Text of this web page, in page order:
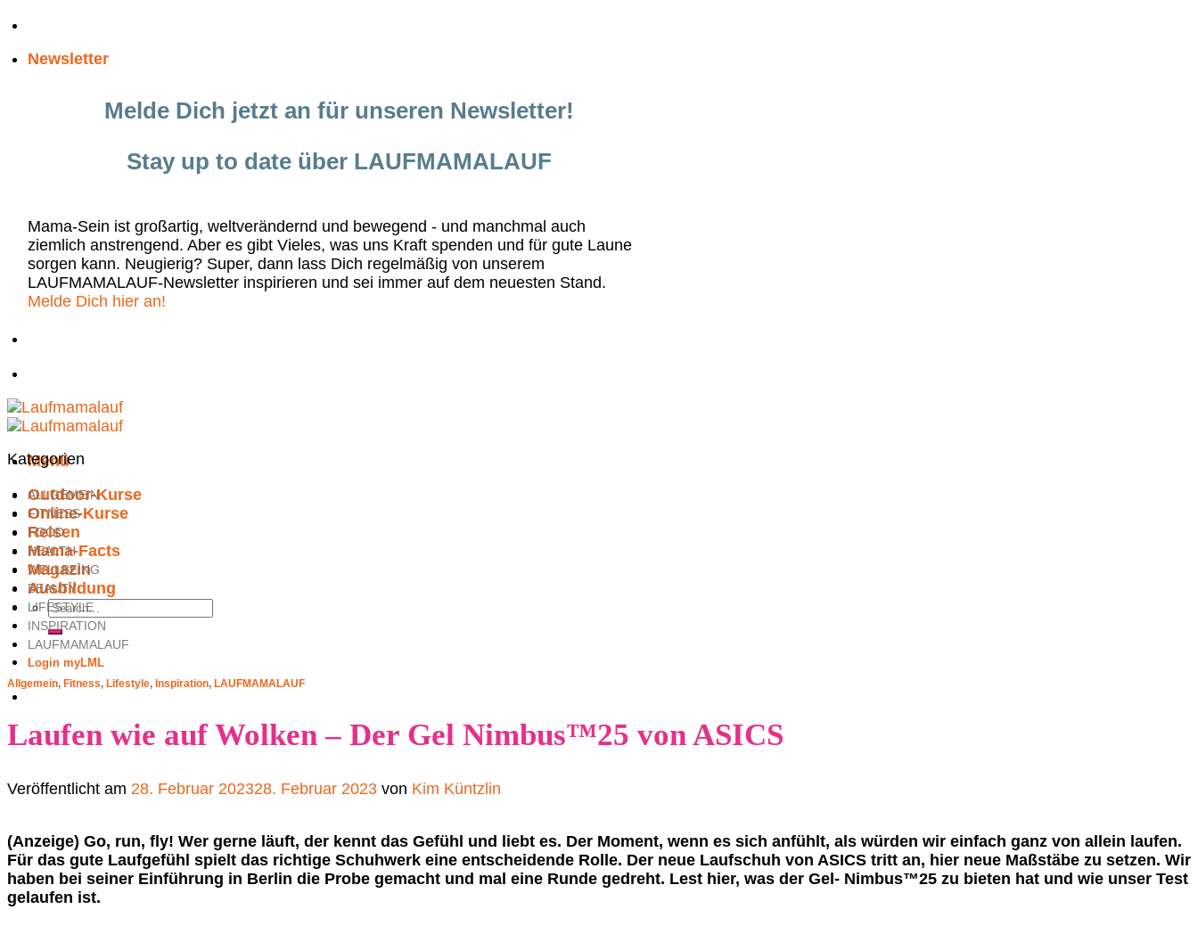
Zum
springen
Newsletter
Melde Dich jetzt an für unseren Newsletter!
Stay up to date über LAUFMAMALAUF
Mama-Sein ist großartig, weltverändernd und bewegend - und manchmal auch
ziemlich anstrengend. Aber es gibt Vieles, was uns Kraft spenden und für gute Laune
sorgen kann. Neugierig? Super, dann lass Dich regelmäßig von unserem
LAUFMAMALAUF-Newsletter inspirieren und sei immer auf dem neuesten Stand.
Melde Dich hier an!
Menü
Outdoor-Kurse
Online-Kurse
Reisen
Mama-Facts
Magazin
Ausbildung
Login myLML
Kategorien
ALLGEMEIN
FITNESS
FOOD
HEALTH
WELLBEING
BEAUTY
LIFESTYLE
INSPIRATION
LAUFMAMALAUF
Allgemein, Fitness, Lifestyle, Inspiration, LAUFMAMALAUF
Laufen wie auf Wolken – Der Gel Nimbus™25 von ASICS
Veröffentlicht am 28. Februar 202328. Februar 2023 von Kim Küntzlin
(Anzeige) Go, run, fly! Wer gerne läuft, der kennt das Gefühl und liebt es. Der Moment, wenn es sich anfühlt, als würden wir einfach ganz von allein laufen.
Für das gute Laufgefühl spielt das richtige Schuhwerk eine entscheidende Rolle. Der neue Laufschuh von ASICS tritt an, hier neue Maßstäbe zu setzen. Wir
haben bei seiner Einführung in Berlin die Probe gemacht und mal eine Runde gedreht. Lest hier, was der Gel- Nimbus™25 zu bieten hat und wie unser Test
gelaufen ist.